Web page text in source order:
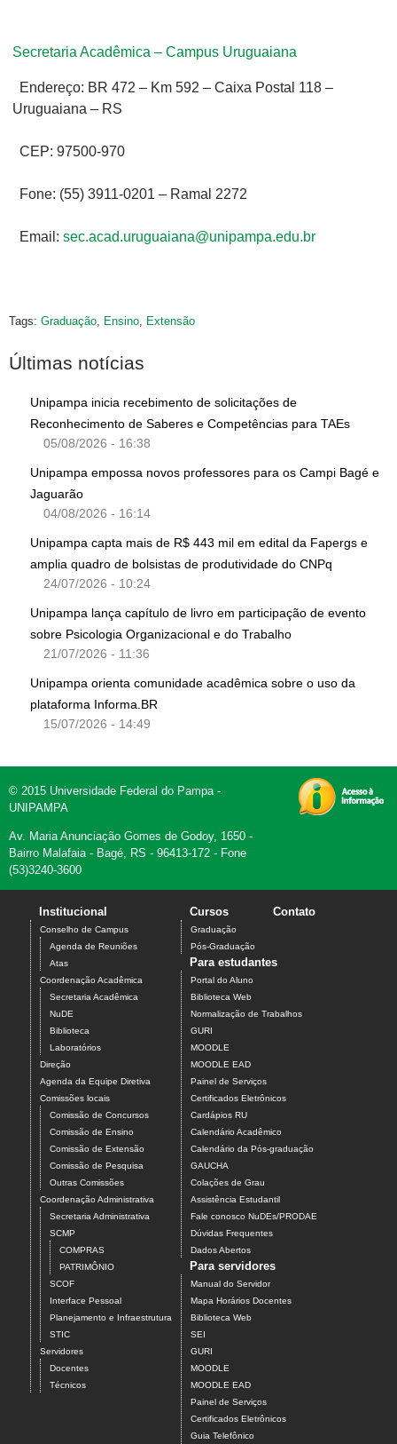
Secretaria Acadêmica – Campus Uruguaiana
Endereço: BR 472 – Km 592 – Caixa Postal 118 –
Uruguaiana – RS
CEP: 97500-970
Fone: (55) 3911-0201 – Ramal 2272
Email: sec.acad.uruguaiana@unipampa.edu.br
Tags: Graduação, Ensino, Extensão
Últimas notícias
Unipampa inicia recebimento de solicitações de
Reconhecimento de Saberes e Competências para TAEs
05/08/2026 - 16:38
Unipampa empossa novos professores para os Campi Bagé e
Jaguarão
04/08/2026 - 16:14
Unipampa capta mais de R$ 443 mil em edital da Fapergs e
amplia quadro de bolsistas de produtividade do CNPq
24/07/2026 - 10:24
Unipampa lança capítulo de livro em participação de evento
sobre Psicologia Organizacional e do Trabalho
21/07/2026 - 11:36
Unipampa orienta comunidade acadêmica sobre o uso da
plataforma Informa.BR
15/07/2026 - 14:49
© 2015 Universidade Federal do Pampa -
UNIPAMPA
Av. Maria Anunciação Gomes de Godoy, 1650 -
Bairro Malafaia - Bagé, RS - 96413-172 - Fone
(53)3240-3600
Institucional
Conselho de Campus
Agenda de Reuniões
Atas
Coordenação Acadêmica
Secretaria Acadêmica
NuDE
Biblioteca
Laboratórios
Direção
Agenda da Equipe Diretiva
Comissões locais
Comissão de Concursos
Comissão de Ensino
Comissão de Extensão
Comissão de Pesquisa
Outras Comissões
Coordenação Administrativa
Secretaria Administrativa
SCMP
COMPRAS
PATRIMÔNIO
SCOF
Interface Pessoal
Planejamento e Infraestrutura
STIC
Servidores
Docentes
Técnicos
Cursos
Graduação
Pós-Graduação
Contato
Para estudantes
Portal do Aluno
Biblioteca Web
Normalização de Trabalhos
GURI
MOODLE
MOODLE EAD
Painel de Serviços
Certificados Eletrônicos
Cardápios RU
Calendário Acadêmico
Calendário da Pós-graduação
GAUCHA
Colações de Grau
Assistência Estudantil
Fale conosco NuDEs/PRODAE
Dúvidas Frequentes
Dados Abertos
Para servidores
Manual do Servidor
Mapa Horários Docentes
Biblioteca Web
SEI
GURI
MOODLE
MOODLE EAD
Painel de Serviços
Certificados Eletrônicos
Guia Telefônico